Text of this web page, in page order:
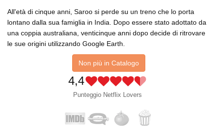
All'età di cinque anni, Saroo si perde su un treno che lo porta
lontano dalla sua famiglia in India. Dopo essere stato adottato da
una coppia australiana, venticinque anni dopo decide di ritrovare
le sue origini utilizzando Google Earth.
Non più in Catalogo
4,4
Punteggio Netflix Lovers